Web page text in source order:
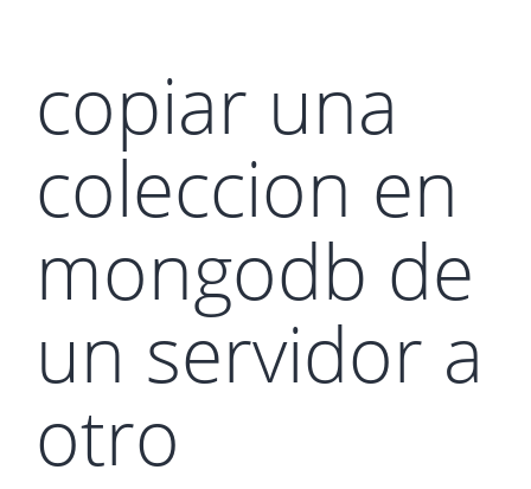
copiar una
coleccion en
mongodb de
un servidor a
otro